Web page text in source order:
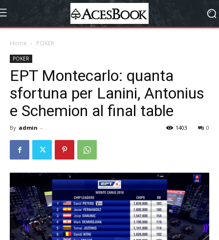
Home POKER
POKER
EPT Montecarlo: quanta
sfortuna per Lanini, Antonius
e Schemion al final table
By admin - 0
1403